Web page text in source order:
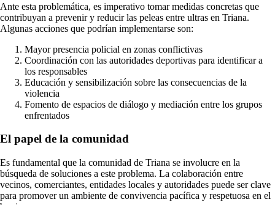
Ante esta problemática, es imperativo tomar medidas concretas que
contribuyan a prevenir y reducir las peleas entre ultras en Triana.
Algunas acciones que podrían implementarse son:
Mayor presencia policial en zonas conflictivas
Coordinación con las autoridades deportivas para identificar a
los responsables
Educación y sensibilización sobre las consecuencias de la
violencia
Fomento de espacios de diálogo y mediación entre los grupos
enfrentados
El papel de la comunidad
Es fundamental que la comunidad de Triana se involucre en la
búsqueda de soluciones a este problema. La colaboración entre
vecinos, comerciantes, entidades locales y autoridades puede ser clave
para promover un ambiente de convivencia pacífica y respetuosa en el